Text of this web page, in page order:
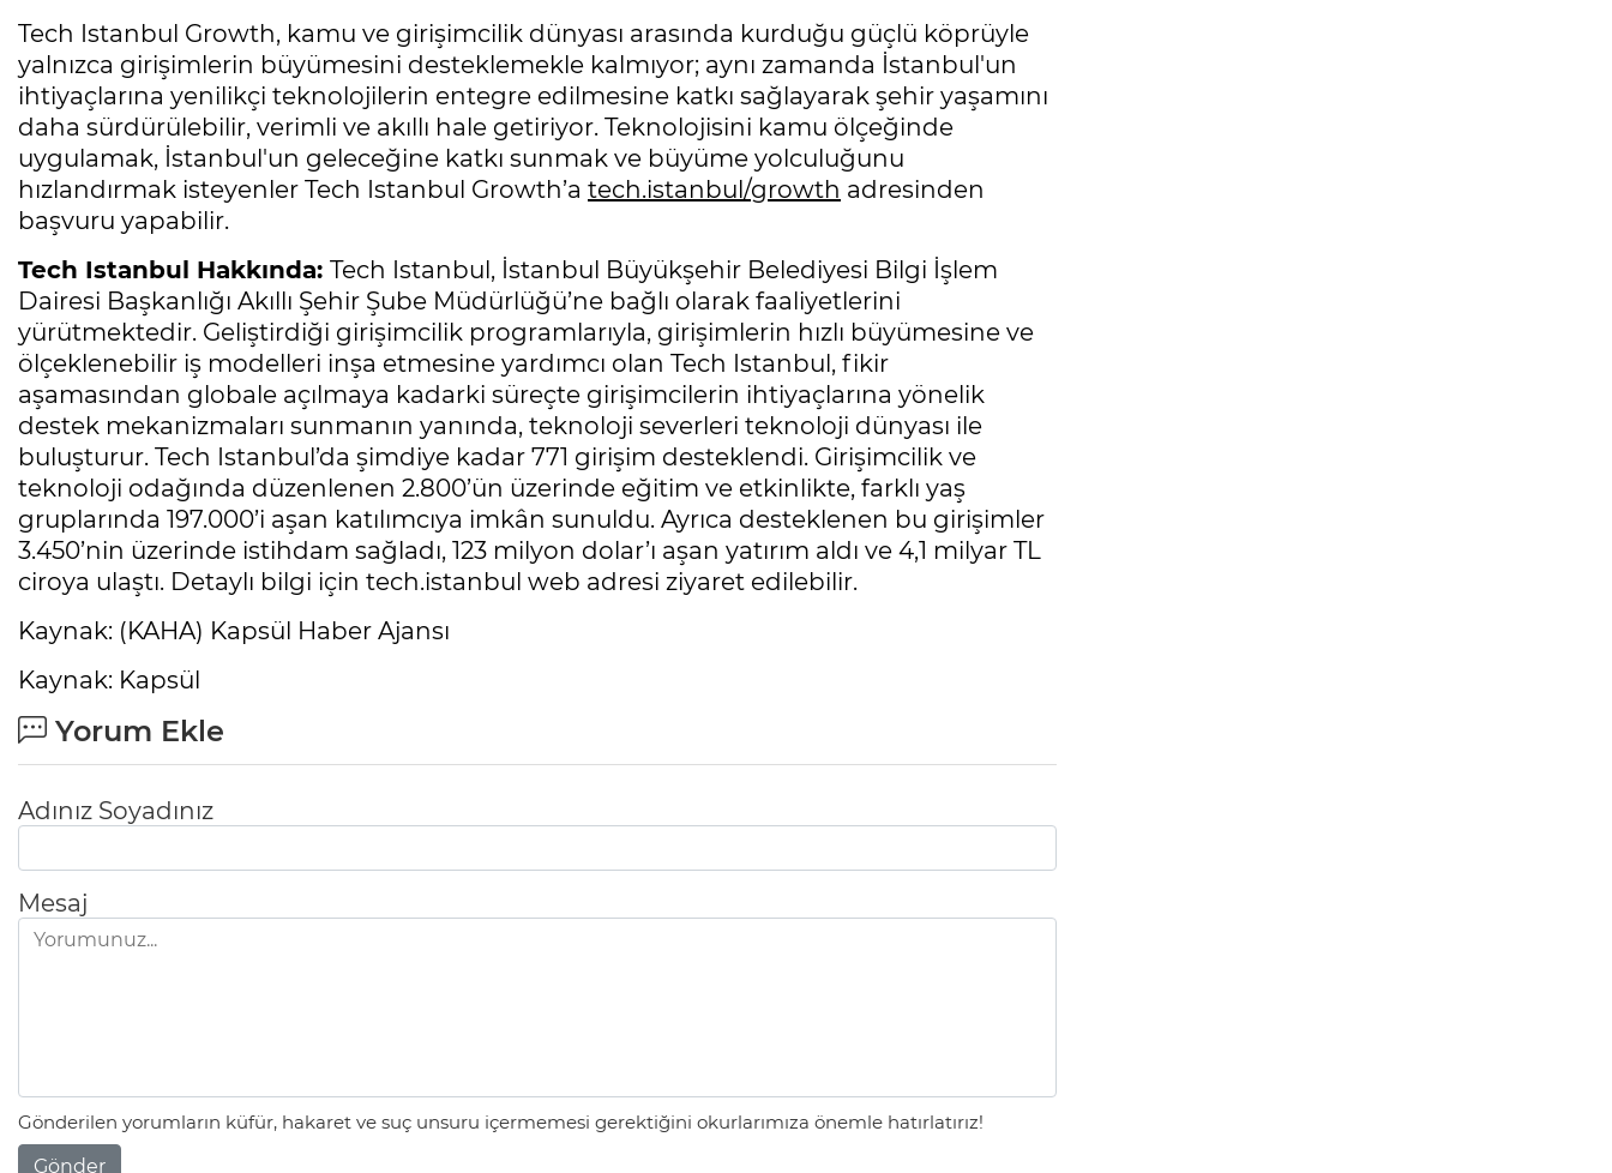
Tech Istanbul Growth, kamu ve girişimcilik dünyası arasında kurduğu güçlü köprüyle
yalnızca girişimlerin büyümesini desteklemekle kalmıyor; aynı zamanda İstanbul'un
ihtiyaçlarına yenilikçi teknolojilerin entegre edilmesine katkı sağlayarak şehir yaşamını
daha sürdürülebilir, verimli ve akıllı hale getiriyor. Teknolojisini kamu ölçeğinde
uygulamak, İstanbul'un geleceğine katkı sunmak ve büyüme yolculuğunu
hızlandırmak isteyenler Tech Istanbul Growth’a tech.istanbul/growth adresinden
başvuru yapabilir.
Tech Istanbul Hakkında: Tech Istanbul, İstanbul Büyükşehir Belediyesi Bilgi İşlem
Dairesi Başkanlığı Akıllı Şehir Şube Müdürlüğü’ne bağlı olarak faaliyetlerini
yürütmektedir. Geliştirdiği girişimcilik programlarıyla, girişimlerin hızlı büyümesine ve
ölçeklenebilir iş modelleri inşa etmesine yardımcı olan Tech Istanbul, fikir
aşamasından globale açılmaya kadarki süreçte girişimcilerin ihtiyaçlarına yönelik
destek mekanizmaları sunmanın yanında, teknoloji severleri teknoloji dünyası ile
buluşturur. Tech Istanbul’da şimdiye kadar 771 girişim desteklendi. Girişimcilik ve
teknoloji odağında düzenlenen 2.800’ün üzerinde eğitim ve etkinlikte, farklı yaş
gruplarında 197.000’i aşan katılımcıya imkân sunuldu. Ayrıca desteklenen bu girişimler
3.450’nin üzerinde istihdam sağladı, 123 milyon dolar’ı aşan yatırım aldı ve 4,1 milyar TL
ciroya ulaştı. Detaylı bilgi için tech.istanbul web adresi ziyaret edilebilir.
Kaynak: (KAHA) Kapsül Haber Ajansı
Kaynak: Kapsül
Yorum Ekle
Adınız Soyadınız
Mesaj
Gönderilen yorumların küfür, hakaret ve suç unsuru içermemesi gerektiğini okurlarımıza önemle hatırlatırız!
Gönder